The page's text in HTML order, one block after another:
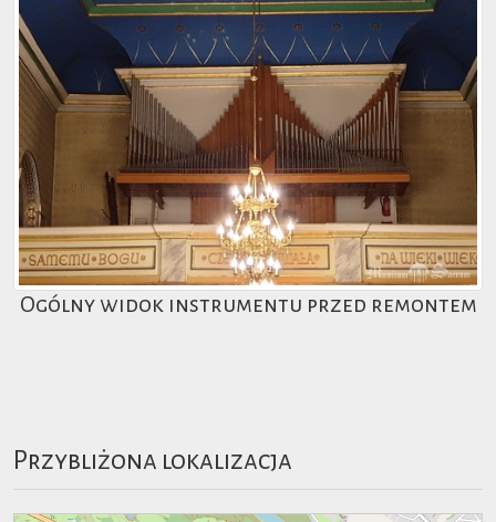
Ogólny widok instrumentu przed remontem
Przybliżona lokalizacja